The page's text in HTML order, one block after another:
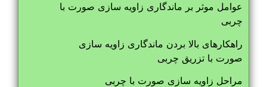
عوامل موثر بر ماندگاری زاویه سازی صورت با
چربی
راهکارهای بالا بردن ماندگاری زاویه سازی
صورت با تزریق چربی
مراحل زاویه سازی صورت با چربی